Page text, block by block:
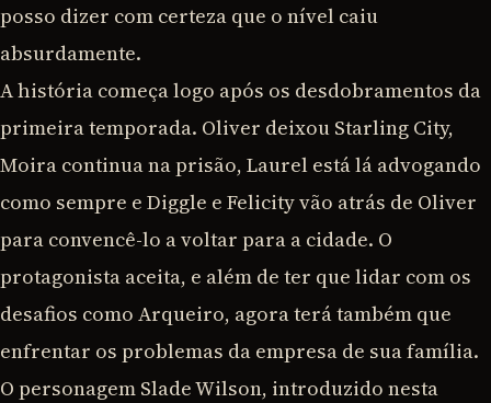
posso dizer com certeza que o nível caiu
absurdamente.
A história começa logo após os desdobramentos da
primeira temporada. Oliver deixou Starling City,
Moira continua na prisão, Laurel está lá advogando
como sempre e Diggle e Felicity vão atrás de Oliver
para convencê-lo a voltar para a cidade. O
protagonista aceita, e além de ter que lidar com os
desafios como Arqueiro, agora terá também que
enfrentar os problemas da empresa de sua família.
O personagem Slade Wilson, introduzido nesta